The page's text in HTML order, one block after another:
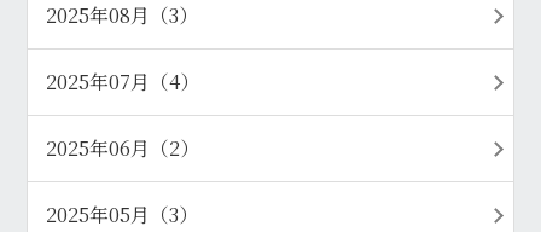
2025年08月（3）
2025年07月（4）
2025年06月（2）
2025年05月（3）